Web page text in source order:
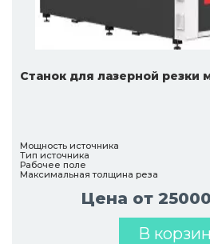
Cтанок для лазерной резки
Мощность источника
Тип источника
Рабочее поле
Максимальная толщина реза
Цена от
В